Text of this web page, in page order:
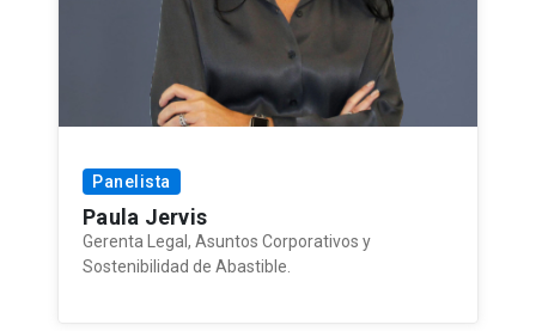
Panelista
Paula Jervis
Gerenta Legal, Asuntos Corporativos y
Sostenibilidad de Abastible.